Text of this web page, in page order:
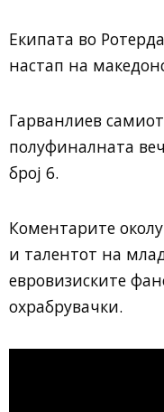
Екипата во
настап на
Гарванлиев
полуфиналната
број 6.
Коментарите
и талентот на
евровизиските
охрабрувачки.